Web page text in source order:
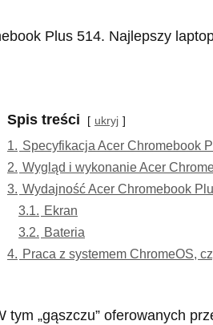
Spis treści ukryj
1. Specyfikacja Acer Chromebook
2. Wygląd i wykonanie Acer
3. Wydajność Acer Chromebook
3.1. Ekran
3.2. Bateria
4. Praca z systemem ChromeOS,
tym „gąszczu” oferowanych